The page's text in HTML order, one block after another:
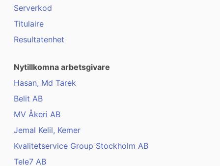
Serverkod
Titulaire
Resultatenhet
Nytillkomna arbetsgivare
Hasan, Md Tarek
Belit AB
MV Åkeri AB
Jemal Kelil, Kemer
Kvalitetservice Group Stockholm AB
Tele7 AB